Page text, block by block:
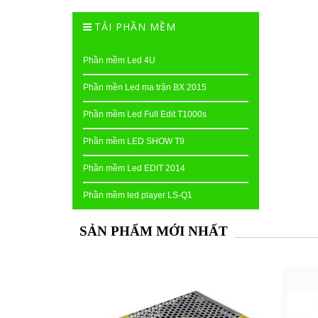
TẢI PHẦN MỀM
Phần mềm Led 4U
Phần mền Led ma trận BX 2015
Phần mềm Led Full Edit T1000s
Phần mềm LED SHOW T9
Phần mềm Led EDIT 2014
Phần mềm led player LS-Q1
SẢN PHẨM MỚI NHẤT